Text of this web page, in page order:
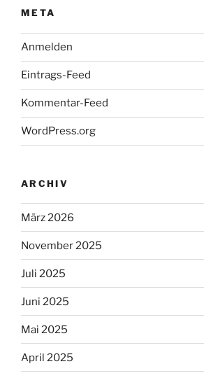
META
Anmelden
Eintrags-Feed
Kommentar-Feed
WordPress.org
ARCHIV
März 2026
November 2025
Juli 2025
Juni 2025
Mai 2025
April 2025